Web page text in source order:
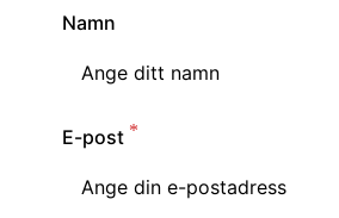
Namn
E-post